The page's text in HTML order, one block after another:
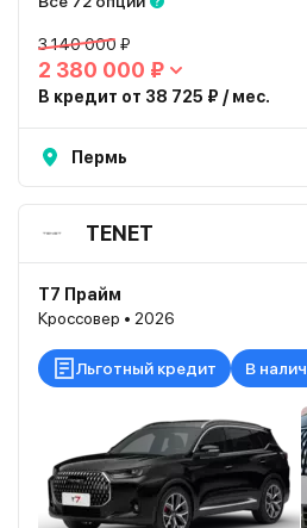
3 140 000 ₽
2 380 000 ₽
В кредит от 38 725 ₽ / мес.
Пермь
TENET
T7 Прайм
Кроссовер • 2026
Льготный кредит В